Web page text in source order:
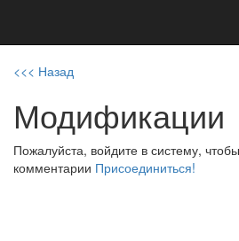
<<< Назад
Модификации
Пожалуйста, войдите в систему,
комментарии Присоединиться!